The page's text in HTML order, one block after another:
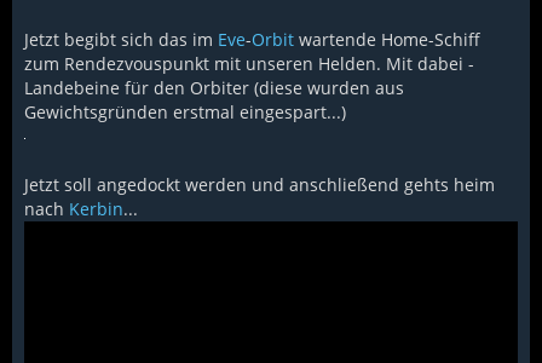
Jetzt begibt sich das im Eve-Orbit wartende Home-Schiff
zum Rendezvouspunkt mit unseren Helden. Mit dabei -
Landebeine für den Orbiter (diese wurden aus
Gewichtsgründen erstmal eingespart...)
Jetzt soll angedockt werden und anschließend gehts heim
nach Kerbin...